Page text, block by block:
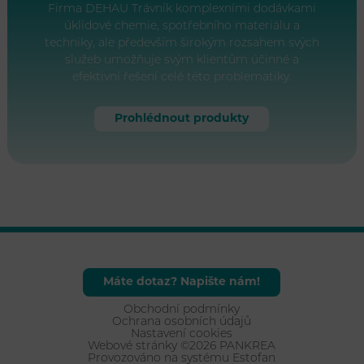
Firma DEHAU Trávník komplexními dodávkami
úklidové chemie, spotřebního materiálu a
techniky, ale především širokým rozsahem svých
služeb umožňuje svým klientům účinné a
efektivní řešení celé této problematiky.
Prohlédnout produkty
Máte dotaz? Napište nám!
Obchodní podmínky
Ochrana osobních údajů
Nastavení cookies
Webové stránky ©2026 PANKREA
Provozováno na systému Estofan